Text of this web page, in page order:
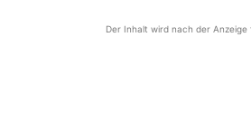
Der Inhalt wird nach der